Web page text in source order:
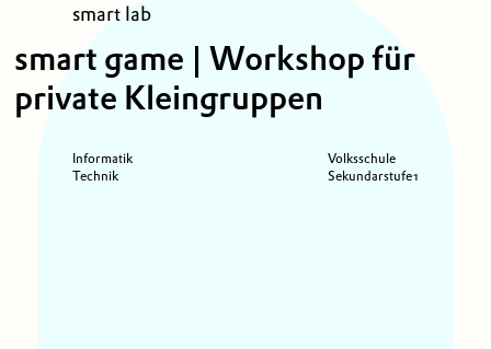
smart lab
smart game | Workshop für
private Kleingruppen
Informatik
Technik
Volksschule
Sekundarstufe 1